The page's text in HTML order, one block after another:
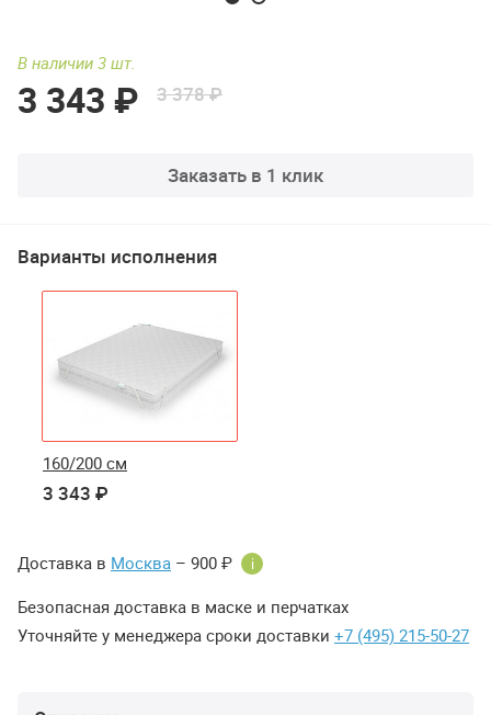
В наличии 3 шт.
3 343 ₽ 3 378 ₽
Заказать в 1 клик
Варианты исполнения
160/200 см
3 343 ₽
Доставка в Москва – 900 ₽ i
Безопасная доставка в маске и перчатках
Уточняйте у менеджера сроки доставки +7 (495) 215-50-27